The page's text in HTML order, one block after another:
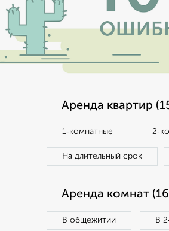
Аренда квартир
1‑комнатные
На длительный срок
Аренда комнат
В общежитии В